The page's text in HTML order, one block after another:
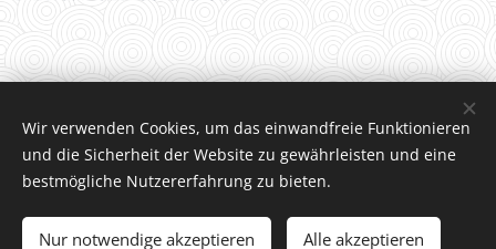
Wir verwenden Cookies, um das einwandfreie Funktionieren
und die Sicherheit der Website zu gewährleisten und eine
bestmögliche Nutzererfahrung zu bieten.
Nur notwendige akzeptieren Alle akzeptieren